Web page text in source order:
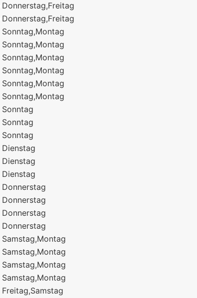
Donnerstag,Freitag
Donnerstag,Freitag
Sonntag,Montag
Sonntag,Montag
Sonntag,Montag
Sonntag,Montag
Sonntag,Montag
Sonntag,Montag
Sonntag
Sonntag
Sonntag
Dienstag
Dienstag
Dienstag
Donnerstag
Donnerstag
Donnerstag
Donnerstag
Samstag,Montag
Samstag,Montag
Samstag,Montag
Samstag,Montag
Freitag,Samstag